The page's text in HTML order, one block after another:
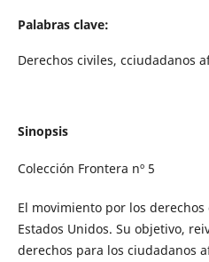
Palabras clave:
Derechos civiles, cciudadanos
Sinopsis
Colección Frontera nº 5
El movimiento por los
Estados Unidos. Su objetivo,
derechos para los ciudadanos